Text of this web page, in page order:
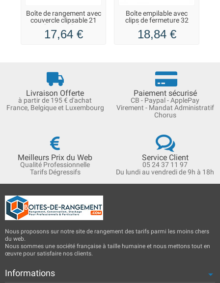
Boîte de rangement avec
couvercle clipsable 21
litres Probox
17,64 €
Boîte empilable avec
clips de fermeture 32
litres ProBox
18,84 €
Livraison Offerte
à partir de 195 € d'achat
France, Belgique et Luxembourg
Paiement sécurisé
CB - Paypal - ApplePay
Virement - Mandat Administratif
Chorus
Meilleurs Prix du Web
Qualité Professionnelle
Tarifs Dégressifs
Service Client
05 24 37 11 97
Du lundi au vendredi de 9h à 18h
Nous proposons sur notre site de rangement des tarifs parmi les moins chers
du web.
Nous sommes une société française à taille humaine et nous mettons tout en
œuvre pour satisfaire nos clients.
Informations